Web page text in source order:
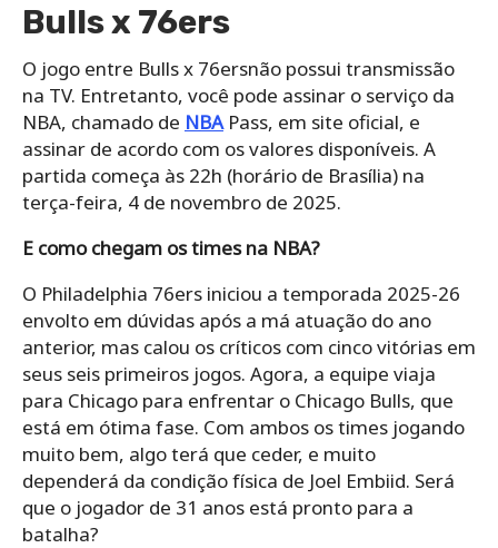
Bulls x 76ers
O jogo entre Bulls x 76ersnão possui transmissão
na TV. Entretanto, você pode assinar o serviço da
NBA, chamado de NBAPass, em site oficial, e
assinar de acordo com os valores disponíveis. A
partida começa às 22h (horário de Brasília) na
terça-feira, 4 de novembro de 2025.
E como chegam os times na NBA?
O Philadelphia 76ers iniciou a temporada 2025-26
envolto em dúvidas após a má atuação do ano
anterior, mas calou os críticos com cinco vitórias em
seus seis primeiros jogos. Agora, a equipe viaja
para Chicago para enfrentar o Chicago Bulls, que
está em ótima fase. Com ambos os times jogando
muito bem, algo terá que ceder, e muito
dependerá da condição física de Joel Embiid. Será
que o jogador de 31 anos está pronto para a
batalha?